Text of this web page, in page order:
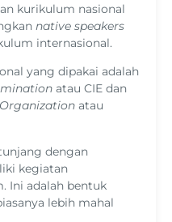
kurikulum nasional
native speakers
internasional.
yang dipakai adalah
atau CIE dan
atau
dengan
kegiatan
Ini adalah bentuk
lebih mahal